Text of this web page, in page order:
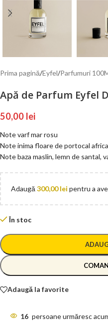
Prima pagină/Eyfel/Parfumuri
Apă de Parfum Eyfel
50,00 lei
Note varf mar rosu
Note inima floare de portocal
Note baza maslin, lemn de santal,
Adaugă 300,00lei pentru a
În stoc
Adaugă la favorite
16 persoane urmăresc